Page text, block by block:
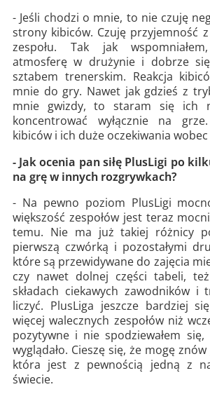
- Jeśli chodzi o mnie, to nie czuję
strony kibiców. Czuję przyjemność
zespołu. Tak jak
atmosferę w drużynie i dobrze
sztabem trenerskim. Reakcja
mnie do gry. Nawet jak gdzieś z
mnie gwizdy, to staram się ich
koncentrować wyłącznie na
kibiców i ich duże oczekiwania
- Jak ocenia pan siłę PlusLigi po
na grę w innych rozgrywkach?
- Na pewno poziom PlusLigi
większość zespołów jest teraz
temu. Nie ma już takiej różnicy
pierwszą czwórką i pozostałymi
które są przewidywane do zajęcia
czy nawet dolnej części tabeli,
składach ciekawych zawodników
liczyć. PlusLiga jeszcze bardziej
więcej walecznych zespołów niż
pozytywne i nie spodziewałem
wyglądało. Cieszę się, że mogę
która jest z pewnością jedną z
świecie.